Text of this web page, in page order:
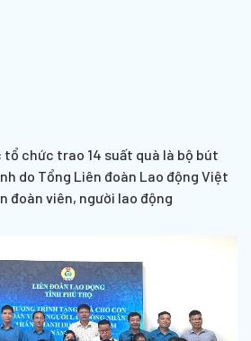
tổ chức trao 14 suất quà là bộ bút
do Tổng Liên đoàn Lao động Việt
đoàn viên, người lao động